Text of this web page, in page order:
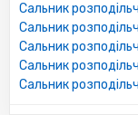
Сальник
Сальник
Сальник
Сальник
Сальник